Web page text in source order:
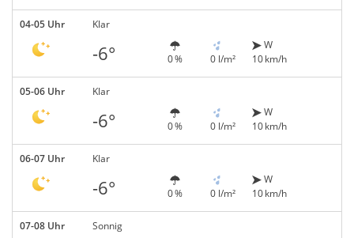
04-05 Uhr Klar
-6° 0 % 0 l/m²
W
10 km/h
05-06 Uhr Klar
-6° 0 % 0 l/m²
W
10 km/h
06-07 Uhr Klar
-6° 0 % 0 l/m²
W
10 km/h
07-08 Uhr Sonnig